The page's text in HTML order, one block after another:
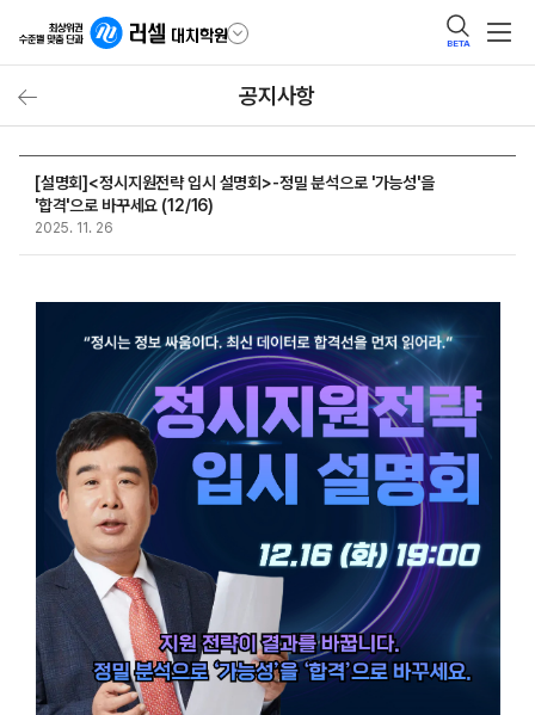
BETA
공지사항
[설명회]<정시지원전략 입시 설명회>-정밀 분석으로 '가능성'을
'합격'으로 바꾸세요 (12/16)
2025. 11. 26